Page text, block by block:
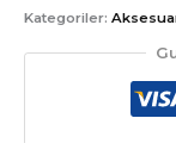
Kategoriler: